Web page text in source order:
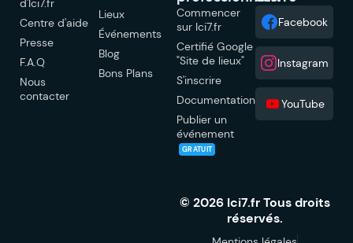
d'Ici7.fr
Centre d'aide
Presse
F.A.Q
Nous
contacter
Lieux
Événements
Blog
Bons Plans
Commencer
sur Ici7.fr
Certifié Google
"Site de lieux"
S'inscrire
Documentation
Publier un
événement
GRATUIT
Facebook
Instagram
YouTube
© 2026 Ici7.fr Tous droits
réservés.